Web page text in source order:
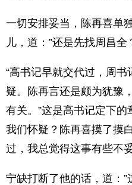
一切安排妥当，陈再喜单
儿，道：”还是先找周昌全
“高书记早就交代过，周
疑。陈再言还是颇为犹豫
有关。”这是高书记定下
我们怀疑？陈再喜摸了摸
过，我总觉得这事有些不妥
宁缺打断了他的话，道：